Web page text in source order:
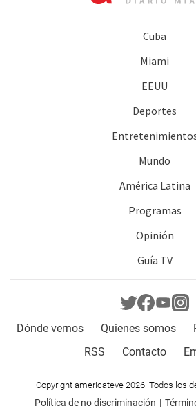
Cuba
Miami
EEUU
Deportes
Mundo
América Latina
Programas
Opinión
Guía TV
Dónde vernos Quienes somos
RSS
Contacto
Copyright americateve 2026. Todos los
Política de no discriminación